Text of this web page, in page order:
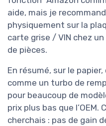
aide, mais je
physiquement sur la
carte grise / VIN chez
de pièces.
En résumé, sur le
comme un turbo de
pour beaucoup de
prix plus bas que
cherchais : pas de gain